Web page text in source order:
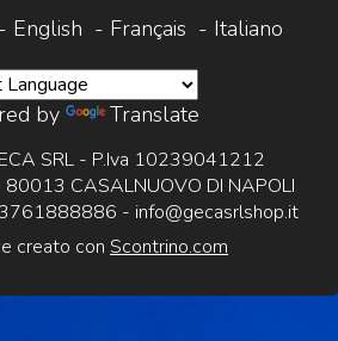
- English - Français - Italiano
by Translate
SRL - P.Iva 10239041212
CASALNUOVO DI NAPOLI
3761888886 - info@gecasrlshop.it
creato con Scontrino.com